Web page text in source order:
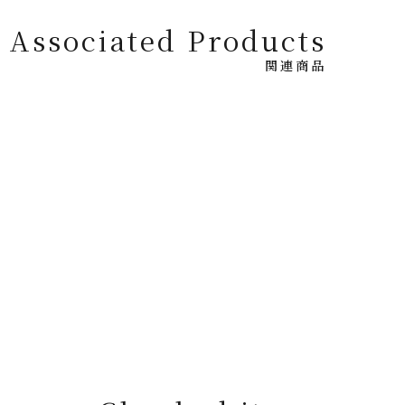
Associated Products
関連商品